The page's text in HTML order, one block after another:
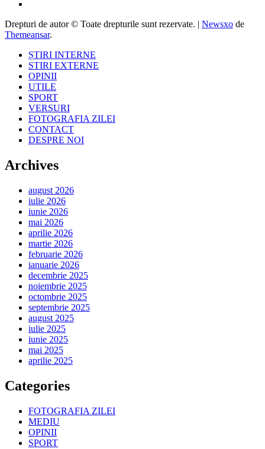
Drepturi de autor © Toate drepturile sunt rezervate. | Newsxo de
Themeansar.
ȘTIRI INTERNE
STIRI EXTERNE
OPINII
UTILE
SPORT
VERSURI
FOTOGRAFIA ZILEI
CONTACT
DESPRE NOI
Archives
august 2026
iulie 2026
iunie 2026
mai 2026
aprilie 2026
martie 2026
februarie 2026
ianuarie 2026
decembrie 2025
noiembrie 2025
octombrie 2025
septembrie 2025
august 2025
iulie 2025
iunie 2025
mai 2025
aprilie 2025
Categories
FOTOGRAFIA ZILEI
MEDIU
OPINII
SPORT